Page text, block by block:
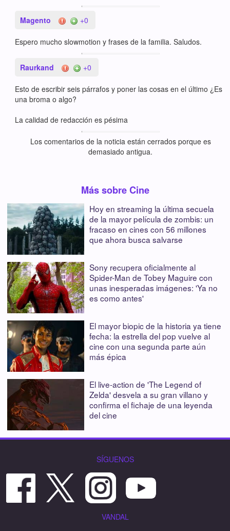
Magento +0
Espero mucho slowmotion y frases de la familia. Saludos.
Raurkand +0
Esto de escribir seis párrafos y poner las cosas en el último ¿Es
una broma o algo?
La calidad de redacción es pésima
Los comentarios de la noticia están cerrados porque es
demasiado antigua.
Más sobre Cine
Hoy en streaming la última secuela
de la mayor película de zombis: un
fracaso en cines con 56 millones
que ahora busca salvarse
Sony recupera oficialmente al
Spider-Man de Tobey Maguire con
unas inesperadas imágenes: 'Ya no
es como antes'
El mayor biopic de la historia ya tiene
fecha: la estrella del pop vuelve al
cine con una segunda parte aún
más épica
El live-action de 'The Legend of
Zelda' desvela a su gran villano y
confirma el fichaje de una leyenda
del cine
SÍGUENOS
VANDAL